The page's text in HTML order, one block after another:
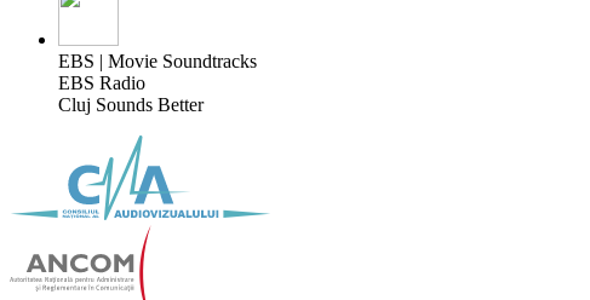
EBS | Movie Soundtracks
EBS Radio
Cluj Sounds Better